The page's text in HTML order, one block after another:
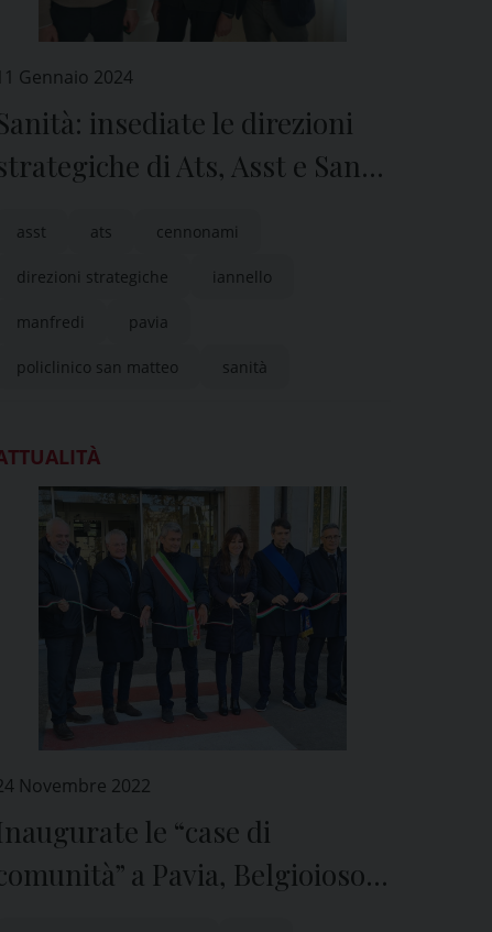
Gennaio 2024
insediate le direzioni
di Ats, Asst e San
asst ats cennonami
direzioni strategiche iannello
manfredi pavia
policlinico san matteo sanità
Novembre 2022
le “case di
a Pavia, Belgioioso e